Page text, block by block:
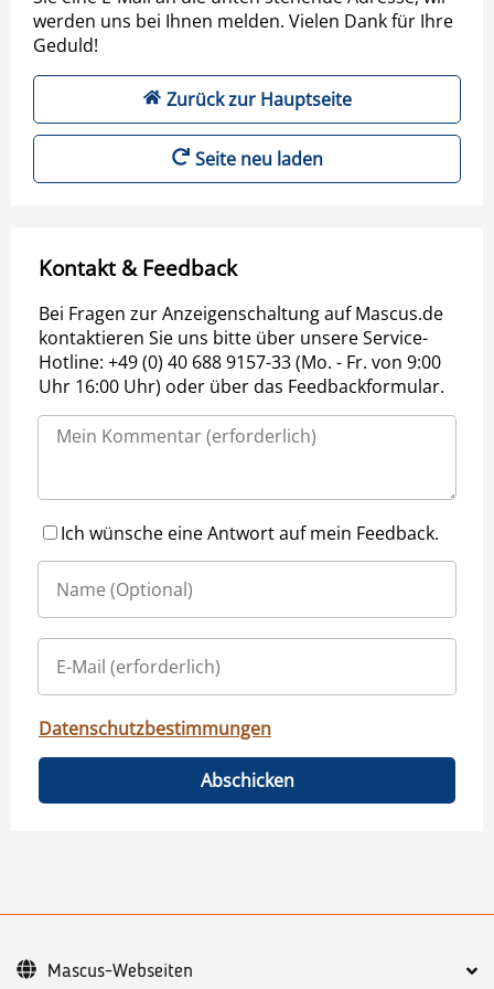
werden uns bei Ihnen melden. Vielen Dank für Ihre
Geduld!
Zurück zur Hauptseite
Seite neu laden
Kontakt & Feedback
Bei Fragen zur Anzeigenschaltung auf Mascus.de
kontaktieren Sie uns bitte über unsere Service-
Hotline: +49 (0) 40 688 9157-33 (Mo. - Fr. von 9:00
Uhr 16:00 Uhr) oder über das Feedbackformular.
Ich wünsche eine Antwort auf mein Feedback.
Datenschutzbestimmungen
Abschicken
Mascus-Webseiten